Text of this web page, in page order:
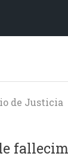
de Justicia